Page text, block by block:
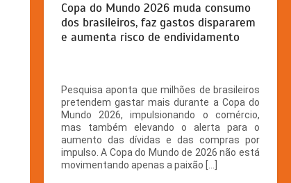
Copa do Mundo 2026 muda consumo
dos brasileiros, faz gastos dispararem
e aumenta risco de endividamento
Pesquisa aponta que milhões de brasileiros
pretendem gastar mais durante a Copa do
Mundo 2026, impulsionando o comércio,
mas também elevando o alerta para o
aumento das dívidas e das compras por
impulso. A Copa do Mundo de 2026 não está
movimentando apenas a paixão […]